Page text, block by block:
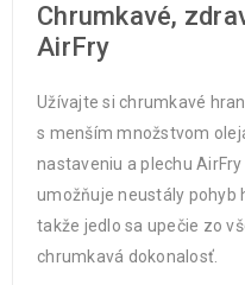
Chrumkavé,
AirFry
Užívajte si chrumkavé
s menším množstvom
nastaveniu a plechu
umožňuje neustály pohyb
takže jedlo sa upečie zo
chrumkavá dokonalosť.